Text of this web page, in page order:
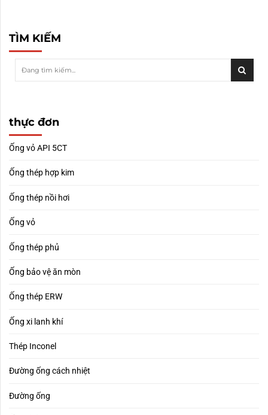
TÌM KIẾM
thực đơn
Ống vỏ API 5CT
Ống thép hợp kim
Ống thép nồi hơi
Ống vỏ
Ống thép phủ
Ống bảo vệ ăn mòn
Ống thép ERW
Ống xi lanh khí
Thép Inconel
Đường ống cách nhiệt
Đường ống